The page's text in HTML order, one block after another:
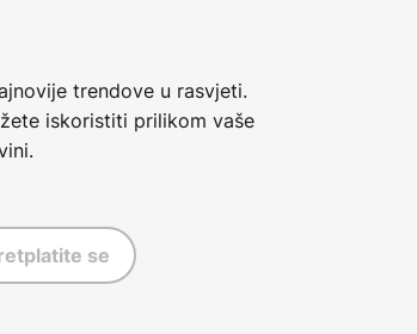
trendove u rasvjeti.
iskoristiti prilikom vaše
se